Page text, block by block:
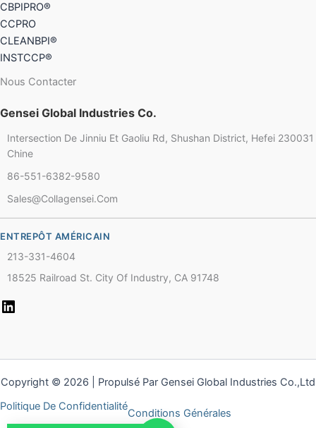
CBPIPRO®
CCPRO
CLEANBPI®
INSTCCP®
Nous Contacter
Gensei Global Industries Co.
Intersection De Jinniu Et Gaoliu Rd, Shushan District, Hefei 230031
Chine
86-551-6382-9580
Sales@collagensei.com
ENTREPÔT AMÉRICAIN
213-331-4604
18525 Railroad St. City Of Industry, CA 91748
Copyright © 2026 | Propulsé Par Gensei Global Industries Co.,Ltd
Politique De Confidentialité
Conditions GénéralesGerman
Japanese
Korean